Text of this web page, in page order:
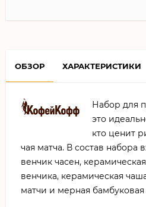
ОБЗОР ХАРАКТЕРИСТИКИ
Набор для
это
кто ценит
чая матча. В состав набора
венчик часен,
венчика, керамическая
матчи и мерная